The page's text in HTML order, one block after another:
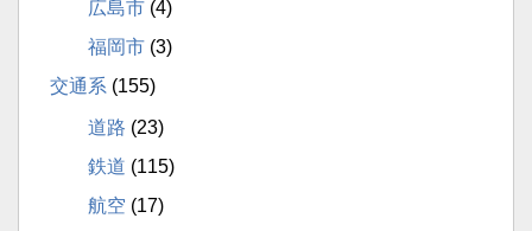
広島市 (4)
福岡市 (3)
交通系 (155)
道路 (23)
鉄道 (115)
航空 (17)